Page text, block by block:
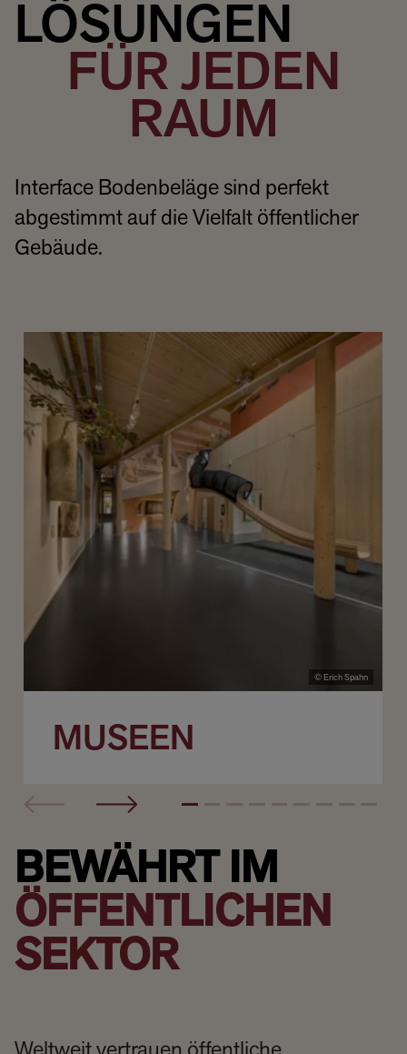
LÖSUNGEN
FÜR JEDEN
RAUM
Interface Bodenbeläge sind perfekt
abgestimmt auf die Vielfalt öffentlicher
Gebäude.
© Erich Spahn
MUSEEN
BEWÄHRT IM
ÖFFENTLICHEN
SEKTOR